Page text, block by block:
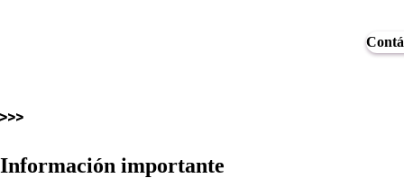
Información importante